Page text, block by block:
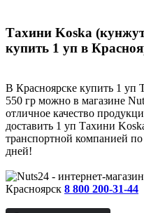
Тахини Koska
купить 1 уп в
В Красноярске купить 1 уп
550 гр можно в магазине
отличное качество
доставить 1 уп Тахини
транспортной компанией по
дней!
Красноярск 8 800 200-31-44